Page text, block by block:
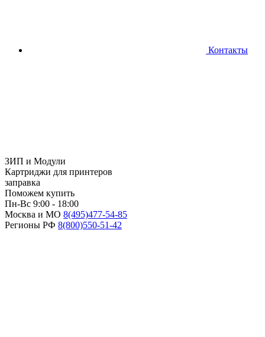
Контакты
ЗИП и Модули
Картриджи для принтеров
заправка
Поможем купить
Пн-Вс 9:00 - 18:00
Москва и МО 8(495)477-54-85
Регионы РФ 8(800)550-51-42